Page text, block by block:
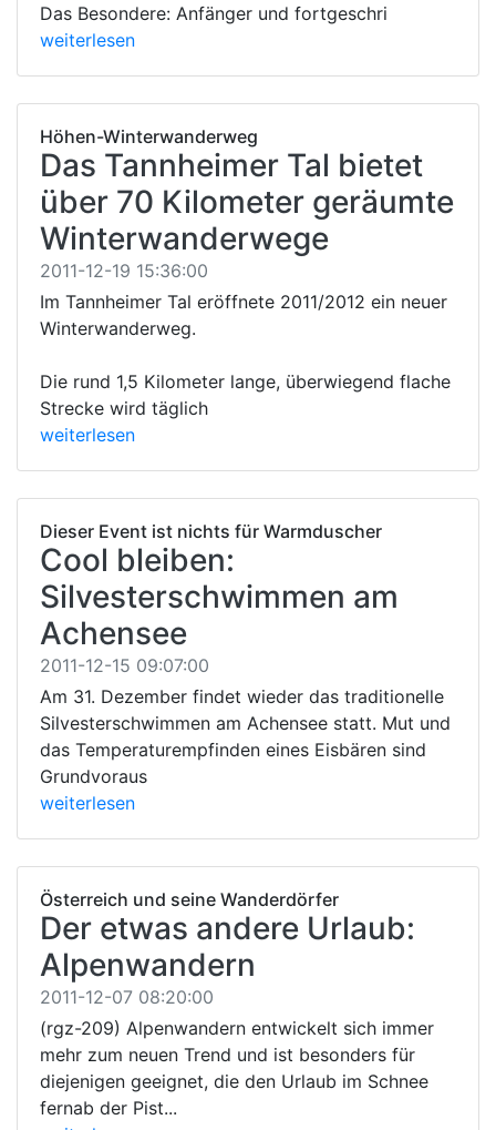
Das Besondere: Anfänger und fortgeschri
weiterlesen
Höhen-Winterwanderweg
Das Tannheimer Tal bietet
über 70 Kilometer geräumte
Winterwanderwege
2011-12-19 15:36:00
Im Tannheimer Tal eröffnete 2011/2012 ein neuer
Winterwanderweg.
Die rund 1,5 Kilometer lange, überwiegend flache
Strecke wird täglich
weiterlesen
Dieser Event ist nichts für Warmduscher
Cool bleiben:
Silvesterschwimmen am
Achensee
2011-12-15 09:07:00
Am 31. Dezember findet wieder das traditionelle
Silvesterschwimmen am Achensee statt. Mut und
das Temperaturempfinden eines Eisbären sind
Grundvoraus
weiterlesen
Österreich und seine Wanderdörfer
Der etwas andere Urlaub:
Alpenwandern
2011-12-07 08:20:00
(rgz-209) Alpenwandern entwickelt sich immer
mehr zum neuen Trend und ist besonders für
diejenigen geeignet, die den Urlaub im Schnee
fernab der Pist...